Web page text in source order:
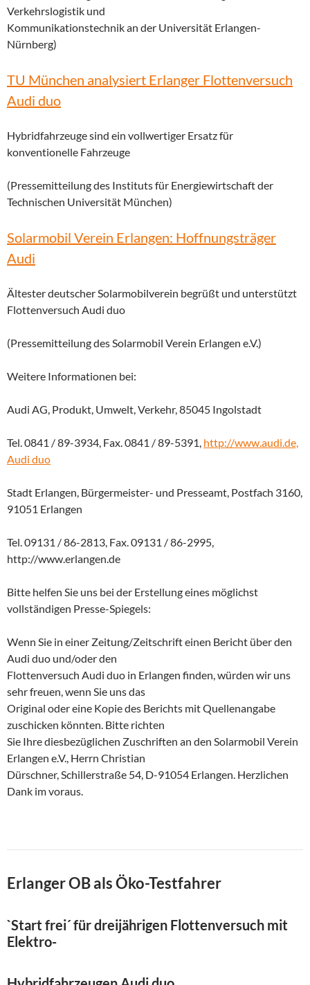
Verkehrslogistik und
Kommunikationstechnik an der Universität Erlangen-
Nürnberg)
TU München analysiert Erlanger Flottenversuch
Audi duo
Hybridfahrzeuge sind ein vollwertiger Ersatz für
konventionelle Fahrzeuge
(Pressemitteilung des Instituts für Energiewirtschaft der
Technischen Universität München)
Solarmobil Verein Erlangen: Hoffnungsträger
Audi
Ältester deutscher Solarmobilverein begrüßt und unterstützt
Flottenversuch Audi duo
(Pressemitteilung des Solarmobil Verein Erlangen e.V.)
Weitere Informationen bei:
Audi AG, Produkt, Umwelt, Verkehr, 85045 Ingolstadt
Tel. 0841 / 89-3934, Fax. 0841 / 89-5391, http://www.audi.de,
Audi duo
Stadt Erlangen, Bürgermeister- und Presseamt, Postfach 3160,
91051 Erlangen
Tel. 09131 / 86-2813, Fax. 09131 / 86-2995,
http://www.erlangen.de
Bitte helfen Sie uns bei der Erstellung eines möglichst
vollständigen Presse-Spiegels:
Wenn Sie in einer Zeitung/Zeitschrift einen Bericht über den
Audi duo und/oder den
Flottenversuch Audi duo in Erlangen finden, würden wir uns
sehr freuen, wenn Sie uns das
Original oder eine Kopie des Berichts mit Quellenangabe
zuschicken könnten. Bitte richten
Sie Ihre diesbezüglichen Zuschriften an den Solarmobil Verein
Erlangen e.V., Herrn Christian
Dürschner, Schillerstraße 54, D-91054 Erlangen. Herzlichen
Dank im voraus.
Erlanger OB als Öko-Testfahrer
`Start frei´ für dreijährigen Flottenversuch mit
Elektro-